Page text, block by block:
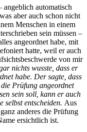
automatisch
aber auch schon nicht
Menschen in einem
sein müssen –
angeordnet habe, mit
hatte, weil er auch
von mir
nichts wusste, dass er
habe. Der sagte, dass
Prüfung angeordnet
sein soll, kann er auch
selbst entscheiden. Aus
anderes die Prüfung
ersichtlich ist.